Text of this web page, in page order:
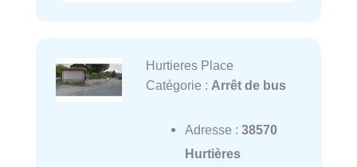
Hurtieres Place
Catégorie : Arrêt de bus
Adresse : 38570
Hurtières